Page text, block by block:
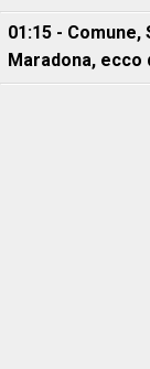
01:15 -
Maradona, ecco